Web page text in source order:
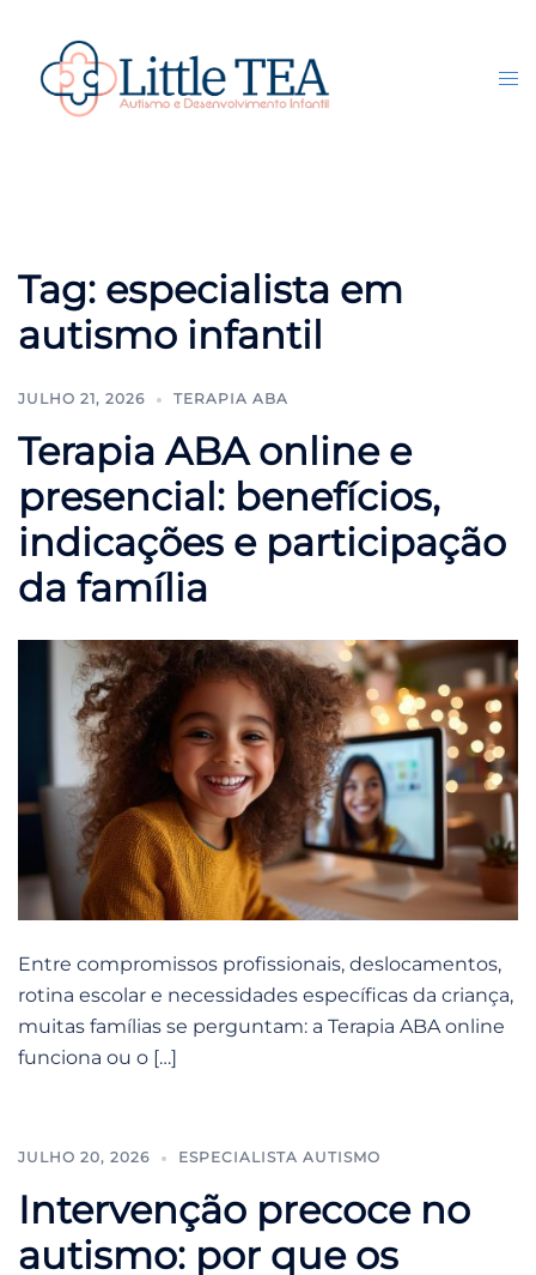
conteúdo
Search
Tag: especialista em
autismo infantil
JULHO 21, 2026 TERAPIA ABA
Terapia ABA online e
presencial: benefícios,
indicações e participação
da família
Entre compromissos profissionais, deslocamentos,
rotina escolar e necessidades específicas da criança,
muitas famílias se perguntam: a Terapia ABA online
funciona ou o […]
JULHO 20, 2026 ESPECIALISTA AUTISMO
Intervenção precoce no
autismo: por que os